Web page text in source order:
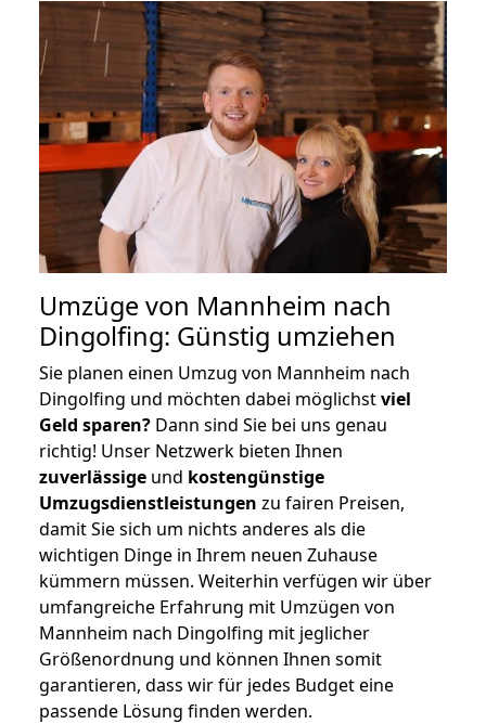
Umzüge von Mannheim nach
Dingolfing: Günstig umziehen
Sie planen einen Umzug von Mannheim nach
Dingolfing und möchten dabei möglichstviel
Geld sparen? Dann sind Sie bei uns genau
richtig! Unser Netzwerk bieten Ihnen
zuverlässige und kostengünstige
Umzugsdienstleistungen zu fairen Preisen,
damit Sie sich um nichts anderes als die
wichtigen Dinge in Ihrem neuen Zuhause
kümmern müssen. Weiterhin verfügen wir über
umfangreiche Erfahrung mit Umzügen von
Mannheim nach Dingolfing mit jeglicher
Größenordnung und können Ihnen somit
garantieren, dass wir für jedes Budget eine
passende Lösung finden werden.